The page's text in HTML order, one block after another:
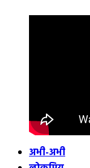
अभी-अभी